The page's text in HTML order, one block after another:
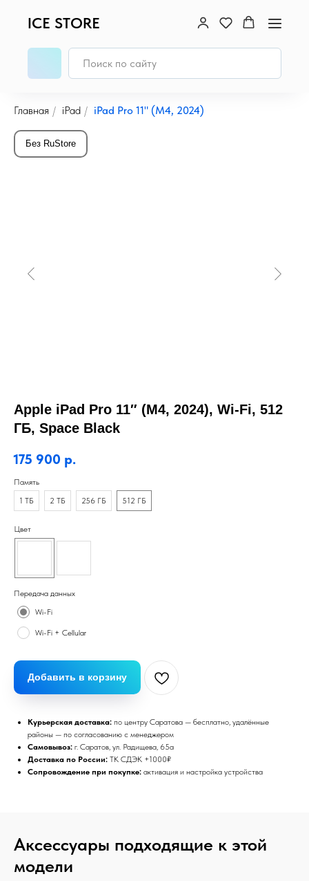
ICE STORE
Главная / iPad / iPad Pro 11" (M4, 2024)
Без RuStore
Apple iPad Pro 11″ (M4, 2024), Wi-Fi, 512
ГБ, Space Black
175 900 р.
Память
1 ТБ
2 ТБ 256 ГБ 512 ГБ
Цвет
Передача данных
Wi-Fi
Wi-Fi + Cellular
Добавить в корзину
Курьерская доставка: по центру Саратова — бесплатно, удалённые
районы — по согласованию с менеджером
Самовывоз: г. Саратов, ул. Радищева, 65а
Доставка по России: ТК СДЭК +1000₽
Сопровождение при покупке: активация и настройка устройства
Аксессуары подходящие к этой
модели